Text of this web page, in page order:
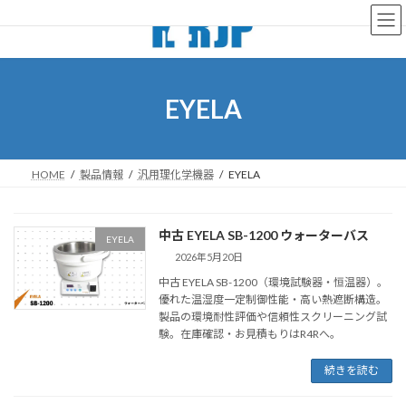
ン
ン
ビ
ー
EYELA
HOME 製品情報 汎用理化学機器 EYELA
EYELA 中古 EYELA SB-1200 ウォーターバス
2026年5月20日
中古 EYELA SB-1200（環境試験器・恒温器）。
優れた温湿度一定制御性能・高い熱遮断構造。
製品の環境耐性評価や信頼性スクリーニング試
験。在庫確認・お見積もりはR4Rへ。
続きを読む